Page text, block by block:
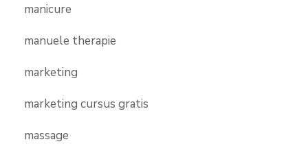
manicure
manuele therapie
marketing
marketing cursus gratis
massage